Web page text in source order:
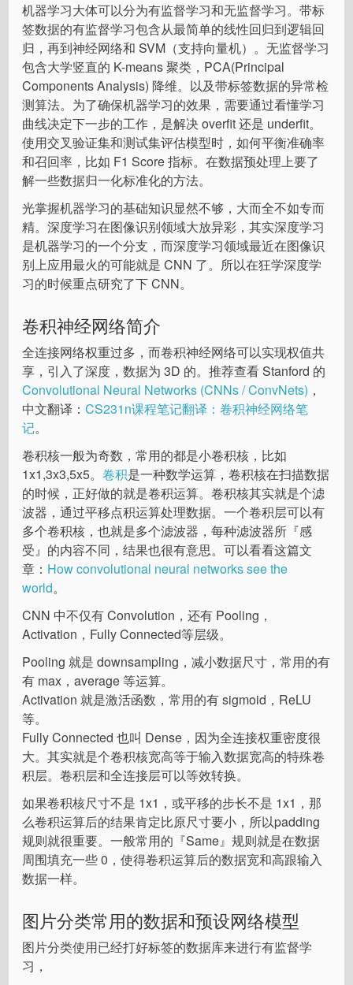
机器学习大体可以分为有监督学习和无监督学习。带标
签数据的有监督学习包含从最简单的线性回归到逻辑回
归，再到神经网络和 SVM（支持向量机）。无监督学习
包含大学竖直的 K-means 聚类，PCA(Principal
Components Analysis) 降维。以及带标签数据的异常检
测算法。为了确保机器学习的效果，需要通过看懂学习
曲线决定下一步的工作，是解决 overfit 还是 underfit。
使用交叉验证集和测试集评估模型时，如何平衡准确率
和召回率，比如 F1 Score 指标。在数据预处理上要了
解一些数据归一化标准化的方法。
光掌握机器学习的基础知识显然不够，大而全不如专而
精。深度学习在图像识别领域大放异彩，其实深度学习
是机器学习的一个分支，而深度学习领域最近在图像识
别上应用最火的可能就是 CNN 了。所以在狂学深度学
习的时候重点研究了下 CNN。
卷积神经网络简介
全连接网络权重过多，而卷积神经网络可以实现权值共
享，引入了深度，数据为 3D 的。推荐查看 Stanford 的
Convolutional Neural Networks (CNNs / ConvNets) ，
中文翻译：CS231n课程笔记翻译：卷积神经网络笔
记。
卷积核一般为奇数，常用的都是小卷积核，比如
1x1,3x3,5x5。卷积是一种数学运算，卷积核在扫描数据
的时候，正好做的就是卷积运算。卷积核其实就是个滤
波器，通过平移点积运算处理数据。一个卷积层可以有
多个卷积核，也就是多个滤波器，每种滤波器所『感
受』的内容不同，结果也很有意思。可以看看这篇文
章： How convolutional neural networks see the
world。
CNN 中不仅有 Convolution，还有 Pooling，
Activation，Fully Connected等层级。
Pooling 就是 downsampling，减小数据尺寸，常用的有
有 max，average 等运算。
Activation 就是激活函数，常用的有 sigmoid，ReLU
等。
Fully Connected 也叫 Dense，因为全连接权重密度很
大。其实就是个卷积核宽高等于输入数据宽高的特殊卷
积层。卷积层和全连接层可以等效转换。
如果卷积核尺寸不是 1x1，或平移的步长不是 1x1，那
么卷积运算后的结果肯定比原尺寸要小，所以padding
规则就很重要。一般常用的『Same』规则就是在数据
周围填充一些 0，使得卷积运算后的数据宽和高跟输入
数据一样。
图片分类常用的数据和预设网络模型
图片分类使用已经打好标签的数据库来进行有监督学
习，